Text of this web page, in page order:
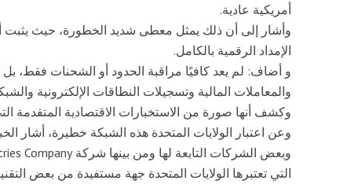
أمريكية عادية.
وأشار إلى أن ذلك يمثل معطى شديد الخطورة، حيث يثبت
الإمداد الرقمية بالكامل.
و أضاف: لم يعد كافيًا مراقبة الحدود أو الشحنات فقط،
والمعاملات المالية وتسجيلات النطاقات الإلكترونية
وكشف أنها صورة من الاستخبارات الاقتصادية المتقدمة
وعن اعتبار الولايات المتحدة هذه الشبكة خطيرة، أشار
التي تعتبرها الولايات المتحدة جهة مستفيدة من بعض